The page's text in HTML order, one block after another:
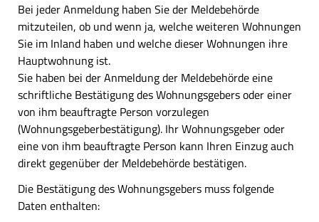
Bei jeder Anmeldung haben Sie der Meldebehörde
mitzuteilen, ob und wenn ja, welche weiteren Wohnungen
Sie im Inland haben und welche dieser Wohnungen ihre
Hauptwohnung ist.
Sie haben bei der Anmeldung der Meldebehörde eine
schriftliche Bestätigung des Wohnungsgebers oder einer
von ihm beauftragte Person vorzulegen
(Wohnungsgeberbestätigung). Ihr Wohnungsgeber oder
eine von ihm beauftragte Person kann Ihren Einzug auch
direkt gegenüber der Meldebehörde bestätigen.
Die Bestätigung des Wohnungsgebers muss folgende
Daten enthalten: